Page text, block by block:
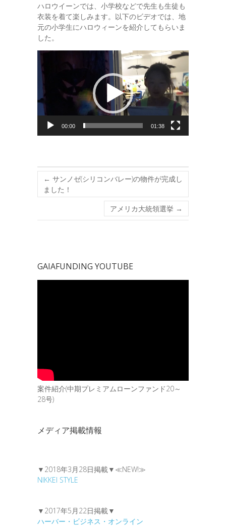
ハロウイーンでは、小学校などで先生も生徒も
衣装を着て楽しみます。以下のビデオでは、地
元の小学生にハロウィーンを紹介してもらいま
した。
動
画
プ
レ
ー
ヤ
00:00 01:38
← サンノゼ(シリコンバレー)の物件が完成し
ました！
アメリカ大統領選挙 →
GAIAFUNDING YOUTUBE
案件紹介(中期プレミアムローンファンド20～
28号)
メディア掲載情報
▼2018年3月28日掲載▼≪NEW!≫
NIKKEI STYLE
▼2017年5月22日掲載▼
ハーバー・ビジネス・オンライン